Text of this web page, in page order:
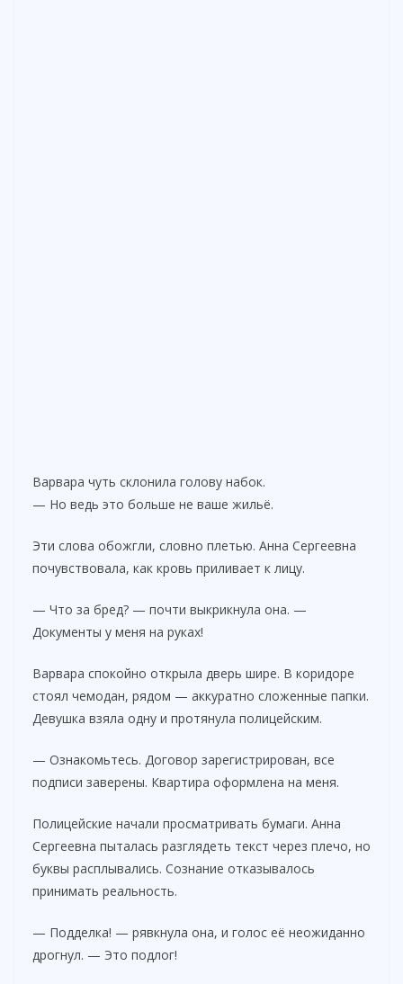
Варвара чуть склонила голову набок.
— Но ведь это больше не ваше жильё.
Эти слова обожгли, словно плетью. Анна Сергеевна
почувствовала, как кровь приливает к лицу.
— Что за бред? — почти выкрикнула она. —
Документы у меня на руках!
Варвара спокойно открыла дверь шире. В коридоре
стоял чемодан, рядом — аккуратно сложенные папки.
Девушка взяла одну и протянула полицейским.
— Ознакомьтесь. Договор зарегистрирован, все
подписи заверены. Квартира оформлена на меня.
Полицейские начали просматривать бумаги. Анна
Сергеевна пыталась разглядеть текст через плечо, но
буквы расплывались. Сознание отказывалось
принимать реальность.
— Подделка! — рявкнула она, и голос её неожиданно
дрогнул. — Это подлог!